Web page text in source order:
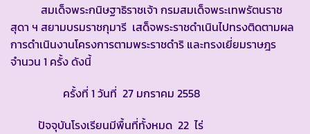
สมเด็จพระกนิษฐาธิราชเจ้า กรมสมเด็จพระเทพรัตนราช
สุดา ฯ สยามบรมราชกุมารี เสด็จพระราชดำเนินไปทรงติดตามผล
การดำเนินงานโครงการตามพระราชดำริ และทรงเยี่ยมราษฎร
จำนวน 1 ครั้ง ดังนี้
ครั้งที่ 1 วันที่ 27 มกราคม 2558
ปัจจุบันโรงเรียนมีพื้นที่ทั้งหมด 22 ไร่